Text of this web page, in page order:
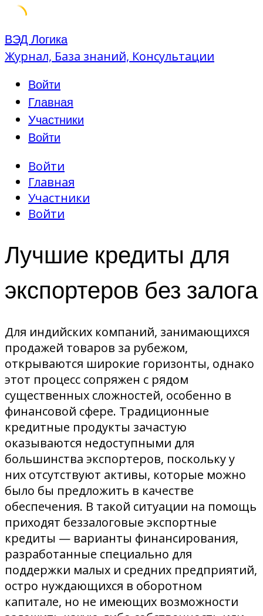
Skip
to
ВЭД Логика
Журнал, База знаний, Консультации
Войти
Главная
Участники
Войти
Войти
Главная
Участники
Войти
Лучшие кредиты для
экспортеров без залога
Для индийских компаний, занимающихся
продажей товаров за рубежом,
открываются широкие горизонты, однако
этот процесс сопряжен с рядом
существенных сложностей, особенно в
финансовой сфере. Традиционные
кредитные продукты зачастую
оказываются недоступными для
большинства экспортеров, поскольку у
них отсутствуют активы, которые можно
было бы предложить в качестве
обеспечения. В такой ситуации на помощь
приходят беззалоговые экспортные
кредиты — варианты финансирования,
разработанные специально для
поддержки малых и средних предприятий,
остро нуждающихся в оборотном
капитале, но не имеющих возможности